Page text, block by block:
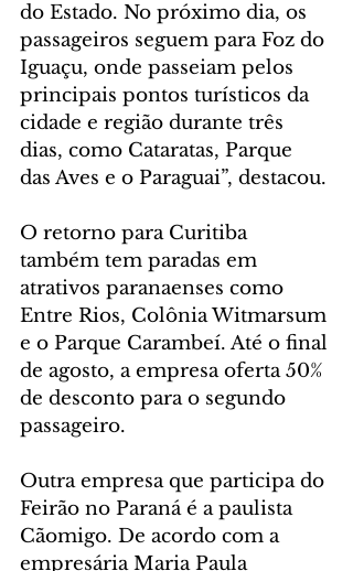
do Estado. No próximo dia, os
passageiros seguem para Foz do
Iguaçu, onde passeiam pelos
principais pontos turísticos da
cidade e região durante três
dias, como Cataratas, Parque
das Aves e o Paraguai”, destacou.
O retorno para Curitiba
também tem paradas em
atrativos paranaenses como
Entre Rios, Colônia Witmarsum
e o Parque Carambeí. Até o final
de agosto, a empresa oferta 50%
de desconto para o segundo
passageiro.
Outra empresa que participa do
Feirão no Paraná é a paulista
Cãomigo. De acordo com a
empresária Maria Paula